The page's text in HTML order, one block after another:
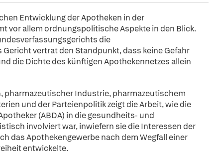
Entwicklung der Apotheken in der
vor allem ordnungspolitische Aspekte in den Blick.
die
vertrat den Standpunkt, dass keine Gefahr
die Dichte des künftigen Apothekennetzes allein
pharmazeutischer Industrie, pharmazeutischem
und der Parteienpolitik zeigt die Arbeit, wie die
(ABDA) in die gesundheits- und
involviert war, inwiefern sie die Interessen der
das Apothekengewerbe nach dem Wegfall einer
entwickelte.